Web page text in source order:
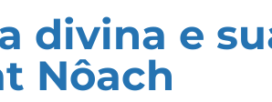
divina e
Nôach